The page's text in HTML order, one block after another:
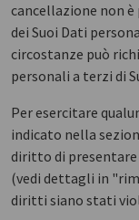
cancellazione non
dei Suoi Dati
circostanze può
personali a terzi di
Per esercitare
indicato nella
diritto di
(vedi dettagli in
diritti siano stati